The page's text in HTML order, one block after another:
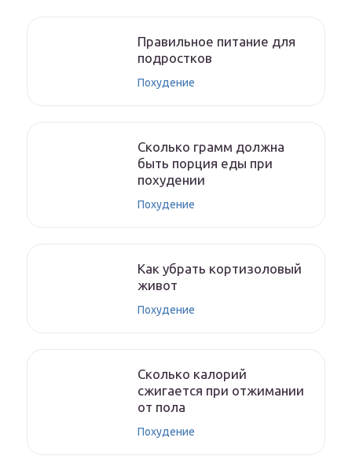
Правильное питание для
подростков
Похудение
Сколько грамм должна
быть порция еды при
похудении
Похудение
Как убрать кортизоловый
живот
Похудение
Сколько калорий
сжигается при отжимании
от пола
Похудение